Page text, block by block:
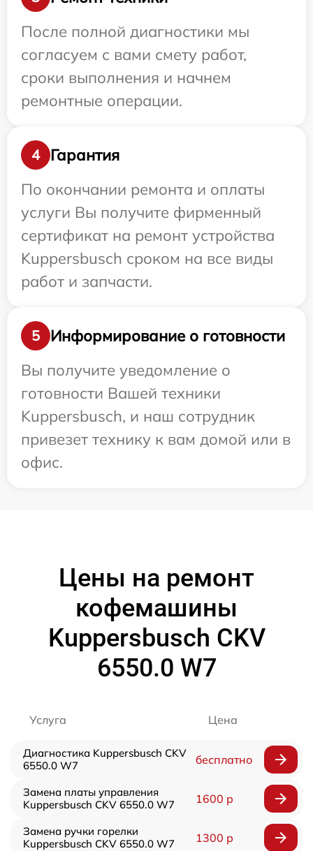
После полной диагностики мы
согласуем с вами смету работ,
сроки выполнения и начнем
ремонтные операции.
4
Гарантия
По окончании ремонта и оплаты
услуги Вы получите фирменный
сертификат на ремонт устройства
Kuppersbusch сроком на все виды
работ и запчасти.
5
Информирование о готовности
Вы получите уведомление о
готовности Вашей техники
Kuppersbusch, и наш сотрудник
привезет технику к вам домой или в
офис.
Цены на ремонт
кофемашины
Kuppersbusch CKV
6550.0 W7
Услуга Цена
Диагностика Kuppersbusch CKV
6550.0 W7
бесплатно
Замена платы управления
Kuppersbusch CKV 6550.0 W7
1600 р
Замена ручки горелки
Kuppersbusch CKV 6550.0 W7
1300 р